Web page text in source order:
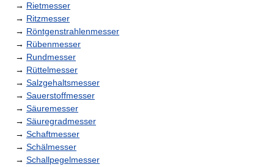
→ Rietmesser
→ Ritzmesser
→ Röntgenstrahlenmesser
→ Rübenmesser
→ Rundmesser
→ Rüttelmesser
→ Salzgehaltsmesser
→ Sauerstoffmesser
→ Säuremesser
→ Säuregradmesser
→ Schaftmesser
→ Schälmesser
→ Schallpegelmesser